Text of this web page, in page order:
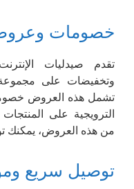
خصومات
تقدم صيدليات
وتخفيضات على
تشمل هذه العروض
الترويجية على
من هذه العروض، يمكنك
توصيل سريع